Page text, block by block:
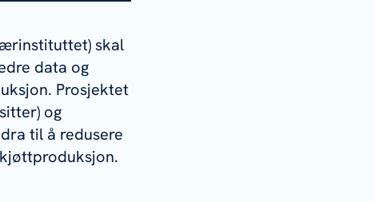
skal
data og
Prosjektet
og
til å redusere